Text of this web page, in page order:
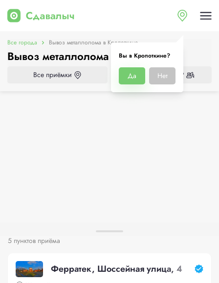
Вы в Кропоткине?
Да Нет
Все города Вывоз металлолома в Кропоткине
Вывоз металлолома в Кропоткине
Все приёмки Нужен демонтаж?
5 пунктов приёма
Ферратек, Шоссейная улица, 4